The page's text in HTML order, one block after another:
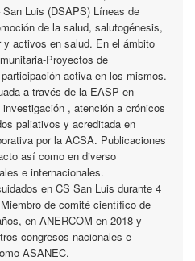
Luis (DSAPS) Líneas de
de la salud, salutogénesis,
y activos en salud. En el ámbito
Proyectos de
activa en los mismos.
a través de la EASP en
, atención a crónicos
paliativos y acreditada en
por la ACSA. Publicaciones
así como en diverso
e internacionales.
en CS San Luis durante 4
de comité científico de
en ANERCOM en 2018 y
congresos nacionales e
ASANEC.